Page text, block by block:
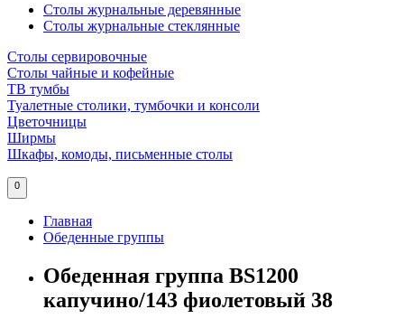
Столы журнальные деревянные
Столы журнальные стеклянные
Столы сервировочные
Столы чайные и кофейные
ТВ тумбы
Туалетные столики, тумбочки и консоли
Цветочницы
Ширмы
Шкафы, комоды, письменные столы
0
Главная
Обеденные группы
Обеденная группа BS1200
капучино/143 фиолетовый 38